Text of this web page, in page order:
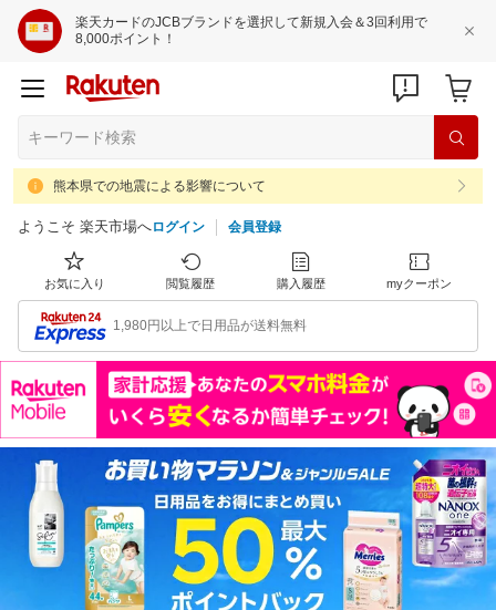
楽天カードのJCBブランドを選択して新規入会＆3回利用で
8,000ポイント！
熊本県での地震による影響について
ようこそ 楽天市場へログイン 会員登録
お気に入り 閲覧履歴 購入履歴 myクーポン
1,980円以上で日用品が送料無料